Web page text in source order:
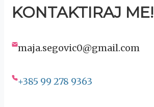
KONTAKTIRAJ ME!
maja.segovic0@gmail.com
+385 99 278 9363